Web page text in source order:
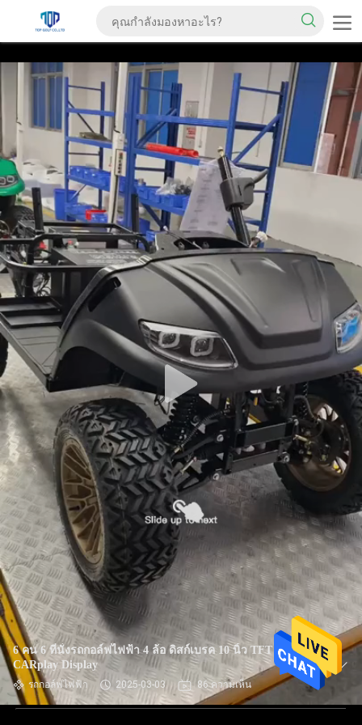
6 คน 6 ที่นั่งรถกอล์ฟไฟฟ้า 4 ล้อ ดิสก์เบรค 10 นิ้ว TFT IP66
CARplay Display
รถกอล์ฟไฟฟ้า 2025-03-03 86 ความเห็น